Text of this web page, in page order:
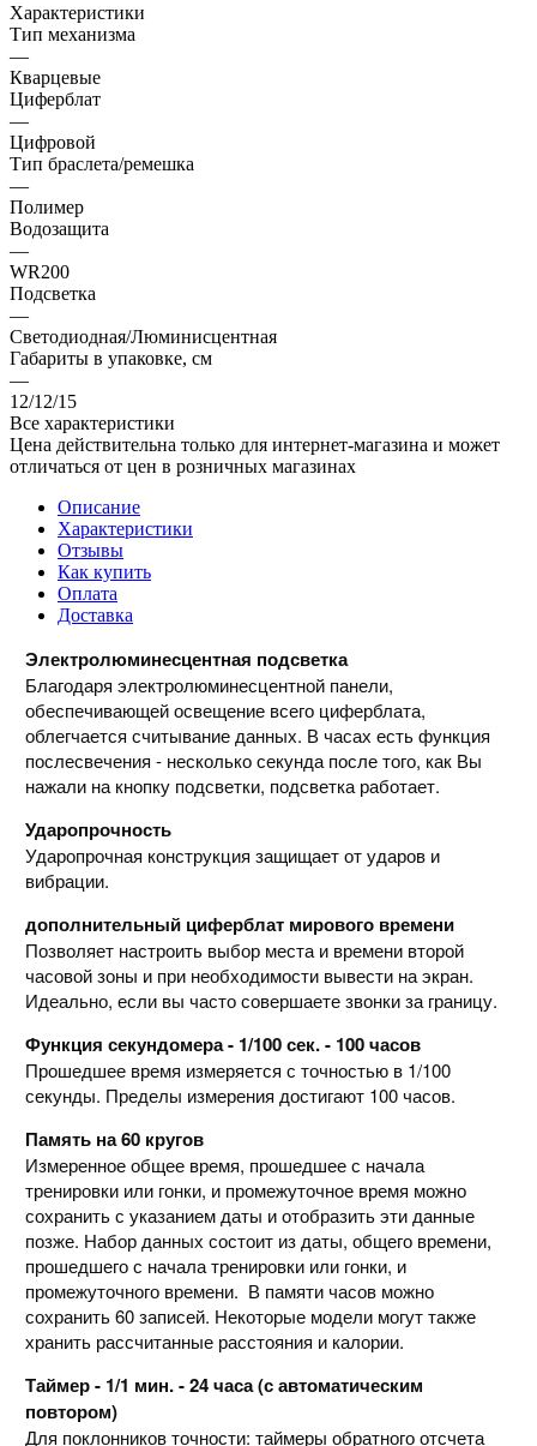
Характеристики
Тип механизма
—
Кварцевые
Циферблат
—
Цифровой
Тип браслета/ремешка
—
Полимер
Водозащита
—
WR200
Подсветка
—
Светодиодная/Люминисцентная
Габариты в упаковке, см
—
12/12/15
Все характеристики
Цена действительна только для интернет-магазина и может
отличаться от цен в розничных магазинах
Описание
Характеристики
Отзывы
Как купить
Оплата
Доставка
Электролюминесцентная подсветка
Благодаря электролюминесцентной панели,
обеспечивающей освещение всего циферблата,
облегчается считывание данных. В часах есть функция
послесвечения - несколько секунда после того, как Вы
нажали на кнопку подсветки, подсветка работает.
Ударопрочность
Ударопрочная конструкция защищает от ударов и
вибрации.
дополнительный циферблат мирового времени
Позволяет настроить выбор места и времени второй
часовой зоны и при необходимости вывести на экран.
Идеально, если вы часто совершаете звонки за границу.
Функция секундомера - 1/100 сек. - 100 часов
Прошедшее время измеряется с точностью в 1/100
секунды. Пределы измерения достигают 100 часов.
Память на 60 кругов
Измеренное общее время, прошедшее с начала
тренировки или гонки, и промежуточное время можно
сохранить с указанием даты и отобразить эти данные
позже. Набор данных состоит из даты, общего времени,
прошедшего с начала тренировки или гонки, и
промежуточного времени. В памяти часов можно
сохранить 60 записей. Некоторые модели могут также
хранить рассчитанные расстояния и калории.
Таймер - 1/1 мин. - 24 часа (с автоматическим
повтором)
Для поклонников точности: таймеры обратного отсчета